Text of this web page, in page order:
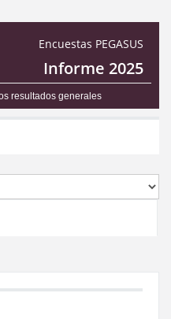
Encuestas PEGASUS
Informe 2025
resultados generales